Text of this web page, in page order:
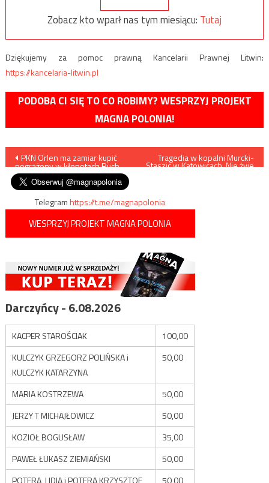
Zobacz kto wparł nas tym miesiącu: Tutaj
Dziękujemy za pomoc prawną Kancelarii Prawnej Litwin:
https://kancelaria-litwin.pl
PODOBA CI SIĘ TO CO ROBIMY? WESPRZYJ PROJEKT
MAGNA POLONIA!
Nawigacja
wpisu
PKN Orlen ma zamiar kupić
pogrążony w kłopotach Ruch
Tragedia w kopalni Murcki-
Staszic w Katowicach. Nie żyje
Telegramhttps://t.me/magnapolonia
WESPRZYJ PROJEKT MAGNA POLONIA
Darczyńcy - 6.08.2026
KACPER STAROŚCIAK
100,00
KULCZYK GRZEGORZ POLIŃSKA i
KULCZYK KATARZYNA
50,00
MARIA KOSTRZEWA
50,00
JERZY T MICHAJŁOWICZ
50,00
KOZIOŁ BOGUSŁAW
35,00
PAWEŁ ŁUKASZ ZIEMIAŃSKI
50,00
POTERA LIDIA i POTERA KRZYSZTOF
50,00